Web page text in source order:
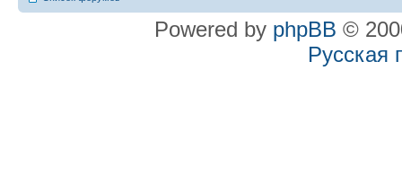
Powered by phpBB ©
Русская